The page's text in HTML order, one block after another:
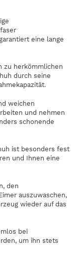
eine lange
zu herkömmlichen
durch seine
weichen
und nehmen
schonende
ist besonders fest
und Ihnen eine
den
auszuwaschen,
wieder auf das
bei
um ihn stets